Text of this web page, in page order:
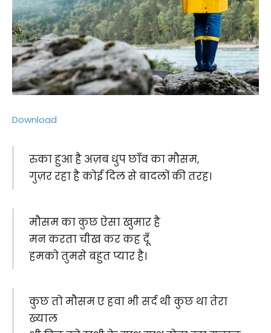
Download
रुका हुआ है अज़ब धुप छाँव का मौसम,
गुज़र रहा है कोई दिल से बादलों की तरह।
मौसम का कुछ ऐसा खुमार है
मन करता चीख कर कह दूँ
हमको तुमसे बहुत प्यार है।
कुछ तो मौसम ए हवा भी सर्द थी कुछ था तेरा
ख्याल